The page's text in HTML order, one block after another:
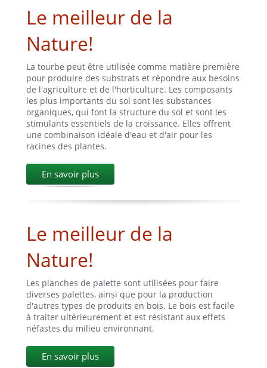
Le meilleur de la
Nature!
La tourbe peut être utilisée comme matière première
pour produire des substrats et répondre aux besoins
de l'agriculture et de l'horticulture. Les composants
les plus importants du sol sont les substances
organiques, qui font la structure du sol et sont les
stimulants essentiels de la croissance. Elles offrent
une combinaison idéale d'eau et d'air pour les
racines des plantes.
En savoir plus
Le meilleur de la
Nature!
Les planches de palette sont utilisées pour faire
diverses palettes, ainsi que pour la production
d'autres types de produits en bois. Le bois est facile
à traiter ultérieurement et est résistant aux effets
néfastes du milieu environnant.
En savoir plus